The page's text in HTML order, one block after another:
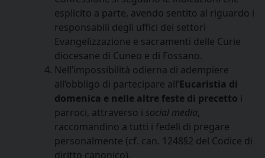
esplicito a parte, avendo sentito al riguardo i
responsabili degli uffici dei settori
Evangelizzazione e sacramenti delle Curie
diocesane di Cuneo e di Fossano.
Nell’impossibilità odierna di adempiere
all’obbligo di partecipare all’Eucaristia di
domenica e nelle altre feste di precetto i
parroci, attraverso i social media,
raccomandino a tutti i fedeli di pregare
personalmente (cf. can. 1248§2 del Codice di
diritto canonico).